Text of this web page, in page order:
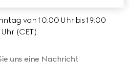
von 10:00 Uhr bis 19:00
Uhr (CET).
uns eine Nachricht